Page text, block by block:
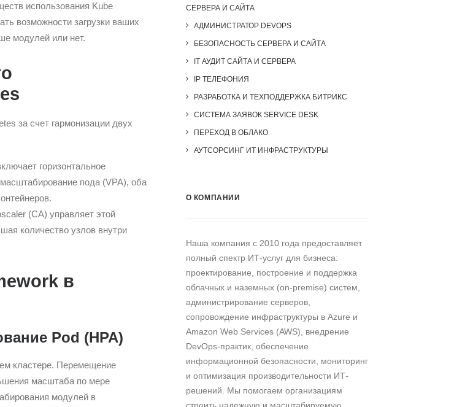
использования Kube
возможности загрузки ваших
модулей или нет.
за счет гармонизации двух
горизонтальное
пода (VPA), оба
(CA) управляет этой
количество узлов внутри
в
Pod (HPA)
кластере. Перемещение
масштаба по мере
модулей в
СЕРВЕРА И САЙТА
АДМИНИСТРАТОР DEVOPS
БЕЗОПАСНОСТЬ СЕРВЕРА И САЙТА
IT АУДИТ САЙТА И СЕРВЕРА
IP ТЕЛЕФОНИЯ
РАЗРАБОТКА И ТЕХПОДДЕРЖКА БИТРИКС
СИСТЕМА ЗАЯВОК SERVICE DESK
ПЕРЕХОД В ОБЛАКО
АУТСОРСИНГ ИТ ИНФРАСТРУКТУРЫ
О КОМПАНИИ
Наша компания c 2010 года предоставляет
полный спектр ИТ-услуг для бизнеса:
проектирование, построение и поддержка
облачных и наземных (on-premise) систем,
администрирование серверов,
сопровождение инфраструктуры в Azure и
Amazon Web Services (AWS), внедрение
DevOps-практик, обеспечение
информационной безопасности, мониторинг
и оптимизация производительности ИТ-
решений. Мы помогаем организациям